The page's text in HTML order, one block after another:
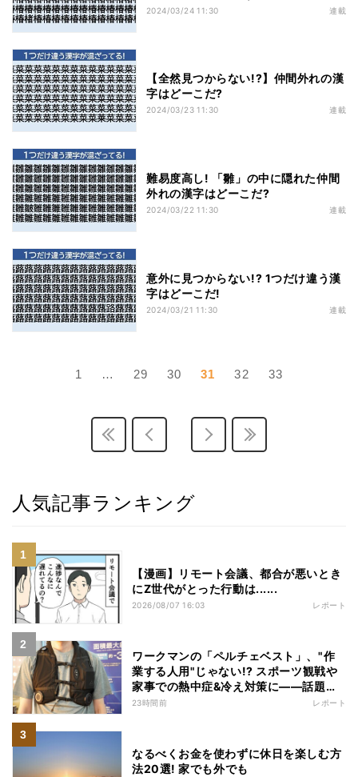
2024/03/24 11:30 連載
【全然見つからない!?】仲間外れの漢
字はどーこだ?
2024/03/23 11:30 連載
難易度高し! 「雛」の中に隠れた仲間
外れの漢字はどーこだ?
2024/03/22 11:30 連載
意外に見つからない!? 1つだけ違う漢
字はどーこだ!
2024/03/21 11:30 連載
1 … 29 30 31 32 33
人気記事ランキング
【漫画】リモート会議、都合が悪いとき
にZ世代がとった行動は......
2026/08/07 16:03 レポート
ワークマンの「ペルチェベスト」、"作
業する人用"じゃない!? スポーツ観戦や
家事での熱中症&冷え対策に――話題の
商品を徹底検証
23時間前 レポート
なるべくお金を使わずに休日を楽しむ方
法20選! 家でも外でも